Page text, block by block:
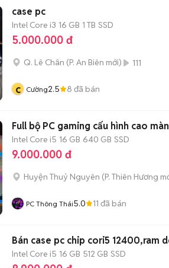
case pc
Intel Core i3 16 GB 1 TB SSD
5.000.000 đ
Q. Lê Chân (P. An Biên mới) 111
c Cường2.5 8 đã bán
Full bộ PC gaming cấu hình cao
Intel Core i5 16 GB 640 GB SSD
9.000.000 đ
Huyện Thuỷ Nguyên (P. Thiên Hương
PC Thông Thái5.0 11 đã bán
Bán case pc chip cori5 12400,ram
Intel Core i5 16 GB 512 GB SSD